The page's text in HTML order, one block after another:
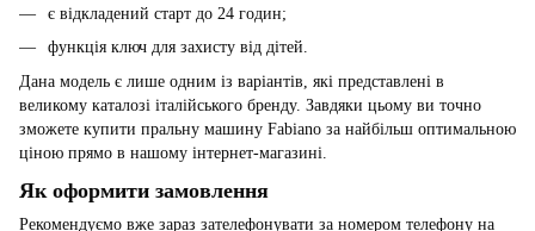
є відкладений старт до 24 годин;
функція ключ для захисту від дітей.
Дана модель є лише одним із варіантів, які представлені в
великому каталозі італійського бренду. Завдяки цьому ви точно
зможете купити пральну машину Fabiano за найбільш оптимальною
ціною прямо в нашому інтернет-магазині.
Як оформити замовлення
Рекомендуємо вже зараз зателефонувати за номером телефону на